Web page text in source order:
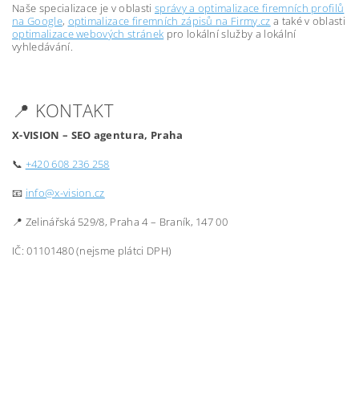
Naše specializace je v oblasti správy a optimalizace firemních profilů
na Google, optimalizace firemních zápisů na Firmy.cz a také v oblasti
optimalizace webových stránek pro lokální služby a lokální
vyhledávání.
📍 KONTAKT
X-VISION – SEO agentura, Praha
📞 +420 608 236 258
📧 info@x-vision.cz
📍 Zelinářská 529/8, Praha 4 – Braník, 147 00
IČ: 01101480 (nejsme plátci DPH)